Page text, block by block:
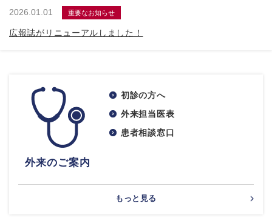
2026.01.01
重要なお知らせ
広報誌がリニューアルしました！
外来のご案内
初診の方へ
外来担当医表
患者相談窓口
もっと見る